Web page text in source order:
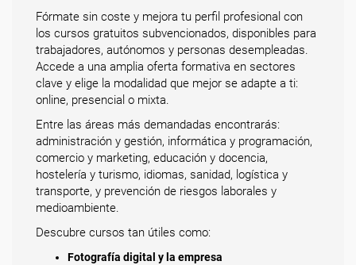
Fórmate sin coste y mejora tu perfil profesional con
los cursos gratuitos subvencionados, disponibles para
trabajadores, autónomos y personas desempleadas.
Accede a una amplia oferta formativa en sectores
clave y elige la modalidad que mejor se adapte a ti:
online, presencial o mixta.
Entre las áreas más demandadas encontrarás:
administración y gestión, informática y programación,
comercio y marketing, educación y docencia,
hostelería y turismo, idiomas, sanidad, logística y
transporte, y prevención de riesgos laborales y
medioambiente.
Descubre cursos tan útiles como:
Fotografía digital y la empresa